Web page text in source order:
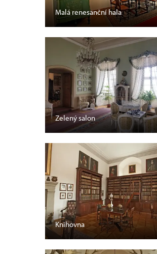
Malá renesanční hala
Zelený salon
Knihovna